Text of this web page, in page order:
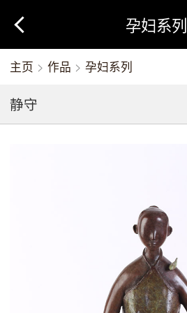
孕妇系列
主页 > 作品 > 孕妇系列
静守